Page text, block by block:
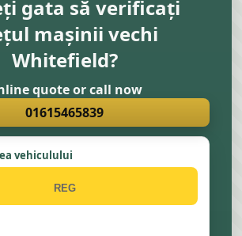
gata să verificați
mașinii vechi
Whitefield?
quote or call now
01615465839
vehiculului